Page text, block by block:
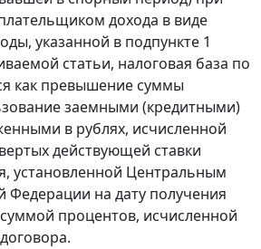
дохода в виде
указанной в подпункте 1
статьи, налоговая база по
как превышение суммы
заемными (кредитными)
в рублях, исчисленной
действующей ставки
, установленной Центральным
Федерации на дату получения
суммой процентов, исчисленной